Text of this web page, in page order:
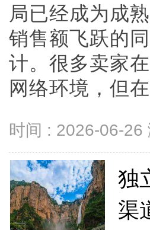
局已经成为成
销售额飞跃的
计。很多卖家
网络环境，但
时间 : 2026-06-26
独
渠